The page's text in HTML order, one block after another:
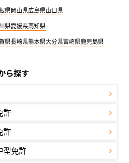
県岡山県広島県山口県
県愛媛県高知県
県長崎県熊本県大分県宮崎県鹿児島県
ら探す
許
許
型免許